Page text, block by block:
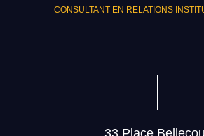
CONSULTANT EN RELATIONS